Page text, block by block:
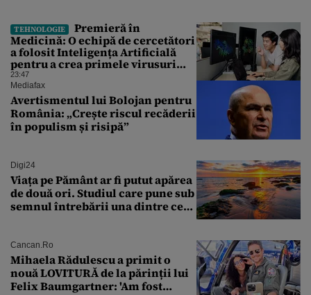
TEHNOLOGIE
Premieră în
Medicină: O echipă de cercetători
a folosit Inteligența Artificială
pentru a crea primele virusuri
sintetice la tratarea de E.coli
23:47
Mediafax
Avertismentul lui Bolojan pentru
România: „Crește riscul recăderii
în populism și risipă”
Digi24
Viața pe Pământ ar fi putut apărea
de două ori. Studiul care pune sub
semnul întrebării una dintre cele
Cancan.ro
Mihaela Rădulescu a primit o
nouă LOVITURĂ de la părinții lui
Felix Baumgartner: 'Am fost